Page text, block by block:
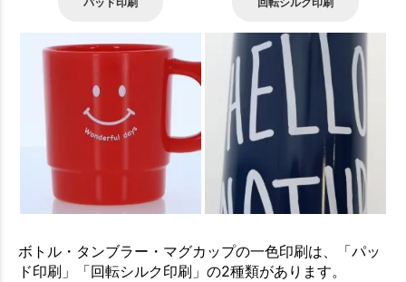
ボトル・タンブラー・マグカップの一色印刷は、「パッ
ド印刷」「回転シルク印刷」の2種類があります。